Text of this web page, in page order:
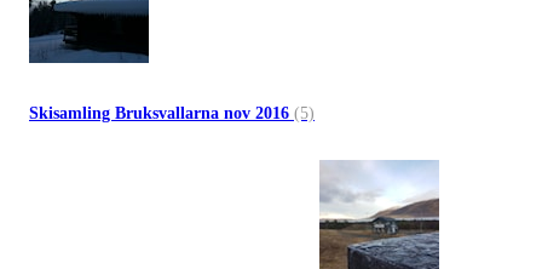
Skisamling Bruksvallarna nov 2016 (5)